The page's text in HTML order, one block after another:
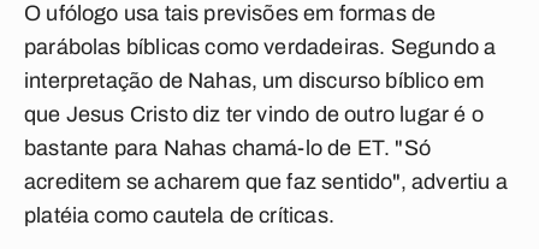
O ufólogo usa tais previsões em formas de
parábolas bíblicas como verdadeiras. Segundo a
interpretação de Nahas, um discurso bíblico em
que Jesus Cristo diz ter vindo de outro lugar é o
bastante para Nahas chamá-lo de ET. "Só
acreditem se acharem que faz sentido", advertiu a
platéia como cautela de críticas.